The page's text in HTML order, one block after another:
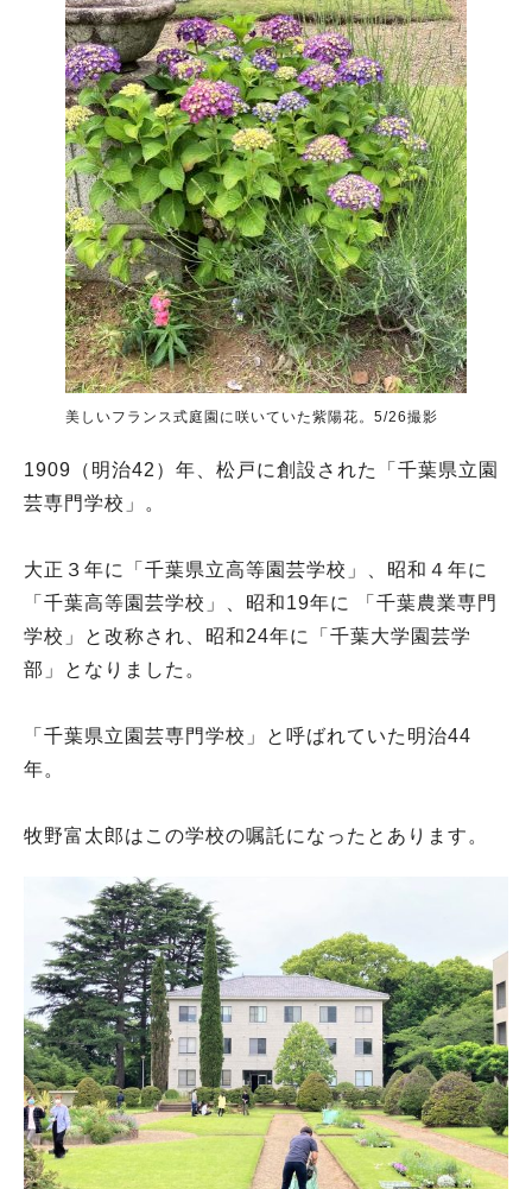
美しいフランス式庭園に咲いていた紫陽花。5/26撮影
1909（明治42）年、松戸に創設された「千葉県立園
芸専門学校」。
大正３年に「千葉県立高等園芸学校」、昭和４年に
「千葉高等園芸学校」、昭和19年に 「千葉農業専門
学校」と改称され、昭和24年に「千葉大学園芸学
部」となりました。
「千葉県立園芸専門学校」と呼ばれていた明治44
年。
牧野富太郎はこの学校の嘱託になったとあります。